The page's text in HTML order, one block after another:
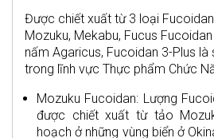
Được chiết xuất từ 3 loại
Mozuku, Mekabu, Fucus
nấm Agaricus, Fucoidan 3-Plus
trong lĩnh vực Thực phẩm Chức
Mozuku Fucoidan: Lượng
được chiết xuất từ tảo
hoạch ở những vùng biển ở